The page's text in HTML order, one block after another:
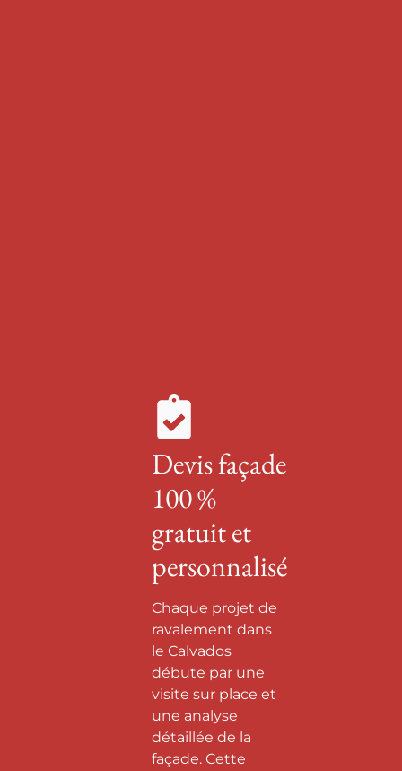
Devis façade
100 %
gratuit et
personnalisé
Chaque projet de
ravalement dans
le Calvados
débute par une
visite sur place et
une analyse
détaillée de la
façade. Cette